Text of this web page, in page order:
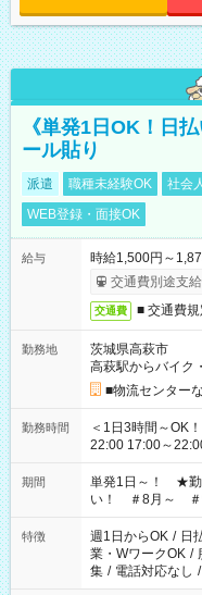
《単発1日OK！日
ール貼り
派遣 職種未経験OK 社会
WEB登録・面接OK
給与
時給1,500円～
交通費別途支
交通費 ■ 交通費
勤務地
茨城県高萩市
高萩駅からバイク
■物流センター
勤務時間
＜1日3時間～OK！＞ ▼ 例えば… ▼ 15:00～18:00
22:00 17:00～22:00 など こちら以外の時間も
ださい！
期間
単発1日～！ ★勤
い！ ＃8月～ ＃
特徴 週1日からOK / 日
業・WワークOK /
集 / 電話対応なし /